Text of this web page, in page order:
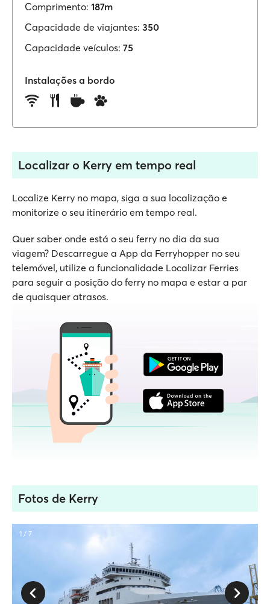
Comprimento: 187m
Capacidade de viajantes: 350
Capacidade veículos: 75
Instalações a bordo
Localizar o Kerry em tempo real
Localize Kerry no mapa, siga a sua localização e
monitorize o seu itinerário em tempo real.
Quer saber onde está o seu ferry no dia da sua
viagem? Descarregue a App da Ferryhopper no seu
telemóvel, utilize a funcionalidade Localizar Ferries
para seguir a posição do ferry no mapa e estar a par
de quaisquer atrasos.
Fotos de Kerry
1 / 7